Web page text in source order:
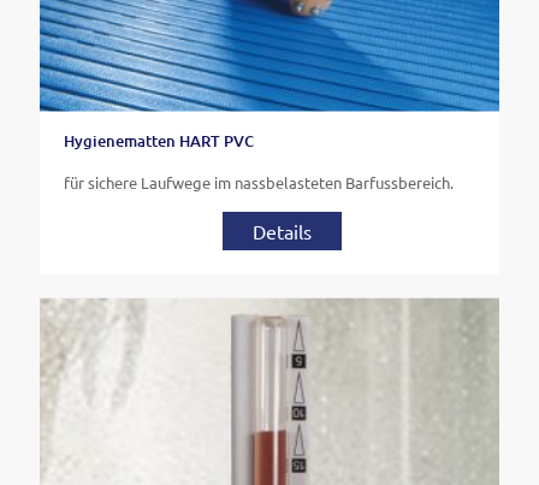
Hygienematten HART PVC
für sichere Laufwege im nassbelasteten Barfussbereich.
Details